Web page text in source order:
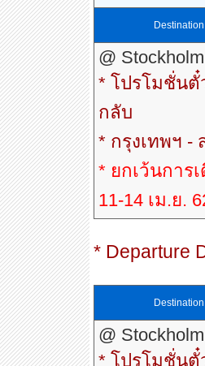
@
* โปรโมชั่นตั๋
กลับ
* กรุงเทพฯ -
* ยกเว้นการ
11-14 เม.ย.
* Departure
@
* โปรโมชั่นตั๋